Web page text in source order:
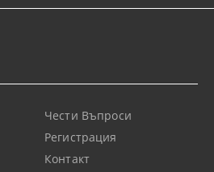
Чести Въпроси
Регистрация
Контакт